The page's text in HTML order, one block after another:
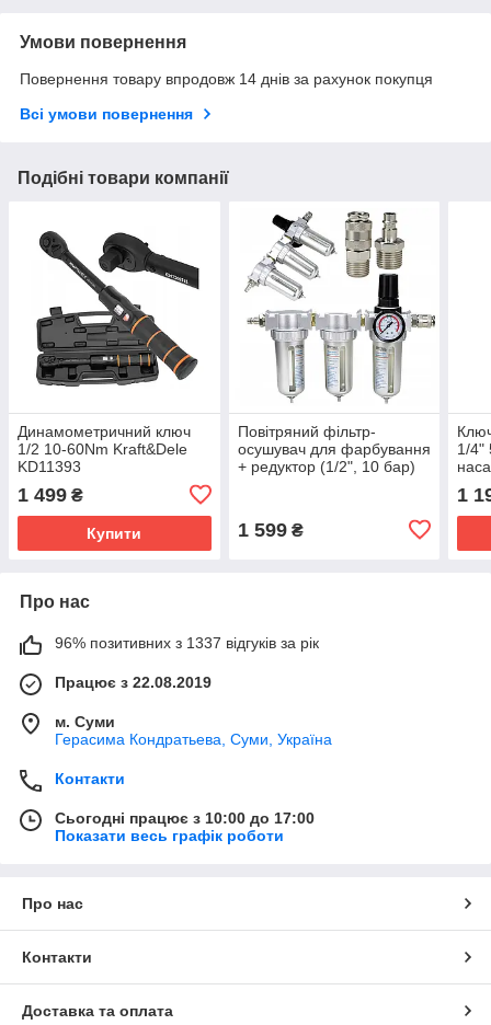
Умови повернення
Повернення товару впродовж 14 днів за рахунок покупця
Всі умови повернення
Подібні товари компанії
Динамометричний ключ
1/2 10-60Nm Kraft&Dele
KD11393
1 499 ₴
Купити
Повітряний фільтр-
осушувач для фарбування
+ редуктор (1/2", 10 бар)
1 599₴
1/4"
1
Про нас
96% позитивних з 1337 відгуків за рік
Працює з 22.08.2019
м. Суми
Герасима Кондратьева, Суми, Україна
Контакти
Сьогодні працює з 10:00 до 17:00
Показати весь графік роботи
Про нас
Контакти
Доставка та оплата